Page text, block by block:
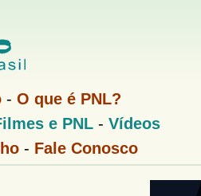
- O que é PNL?
e PNL- Vídeos
- Fale Conosco